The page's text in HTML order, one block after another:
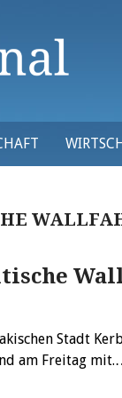
Stadt
am Freitag